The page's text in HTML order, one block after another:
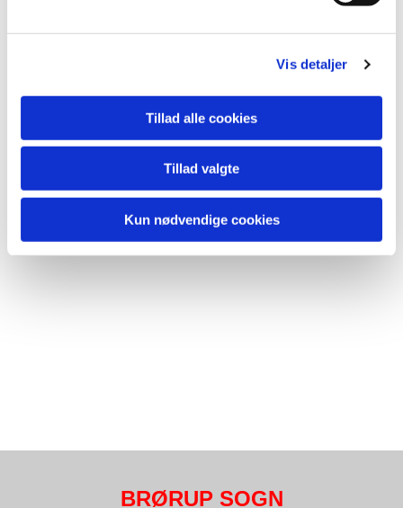
Vis detaljer
Tillad alle cookies
Tillad valgte
Kun nødvendige cookies
BRØRUP SOGN